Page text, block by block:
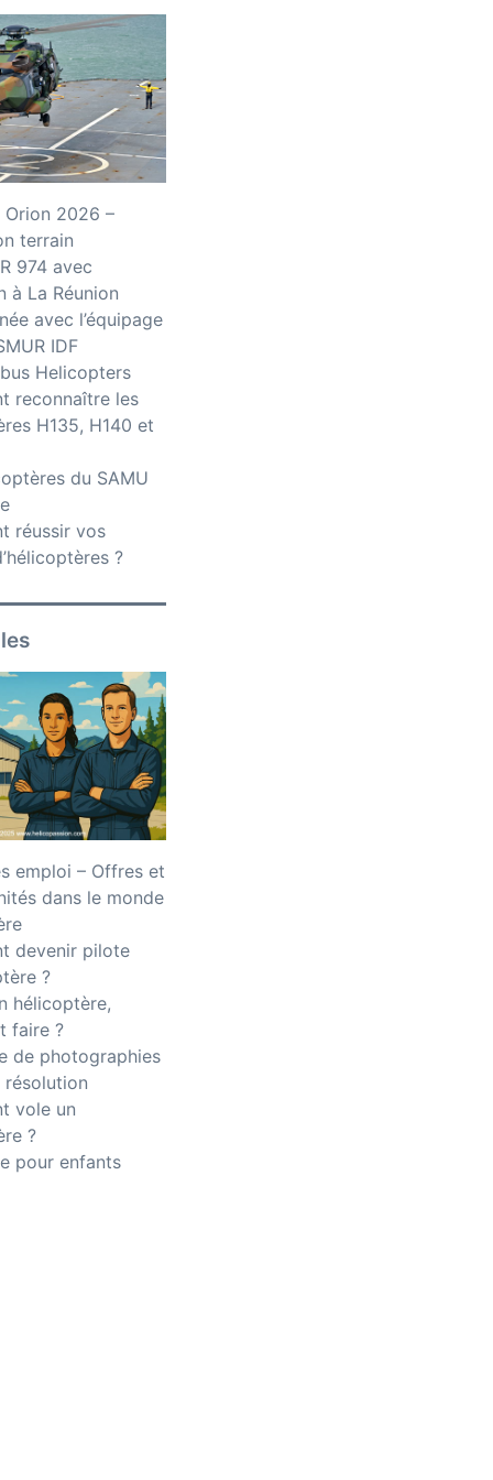
Orion 2026 –
terrain
974 avec
à La Réunion
avec l’équipage
IDF
Helicopters
reconnaître les
H135, H140 et
du SAMU
réussir vos
?
emploi – Offres et
dans le monde
devenir pilote
?
hélicoptère,
faire ?
de photographies
résolution
vole un
?
pour enfants